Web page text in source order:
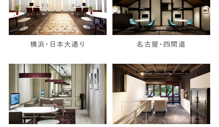
横浜・日本大通り 名古屋・四間道